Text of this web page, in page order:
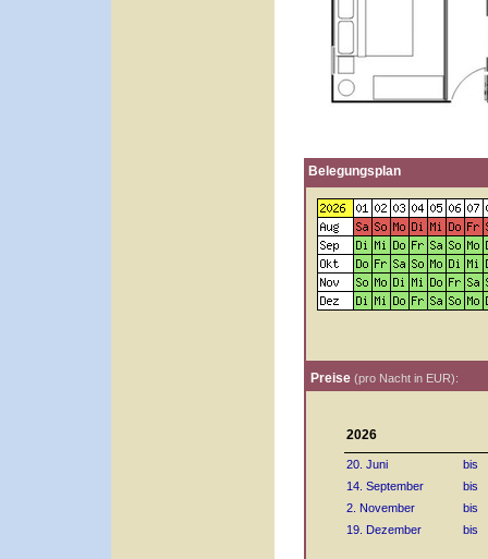
Belegungsplan
Preise (pro Nacht in EUR):
2026
20. Juni
bis
14. September
bis
2. November
bis
19. Dezember
bis